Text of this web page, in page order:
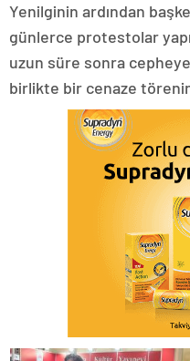
Yenilginin ardından
günlerce protestolar
uzun süre sonra
birlikte bir cenaze